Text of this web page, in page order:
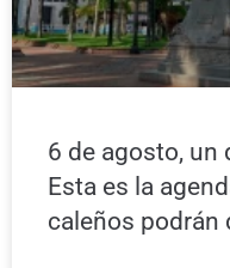
6 de agosto, un
Esta es la
caleños podrán